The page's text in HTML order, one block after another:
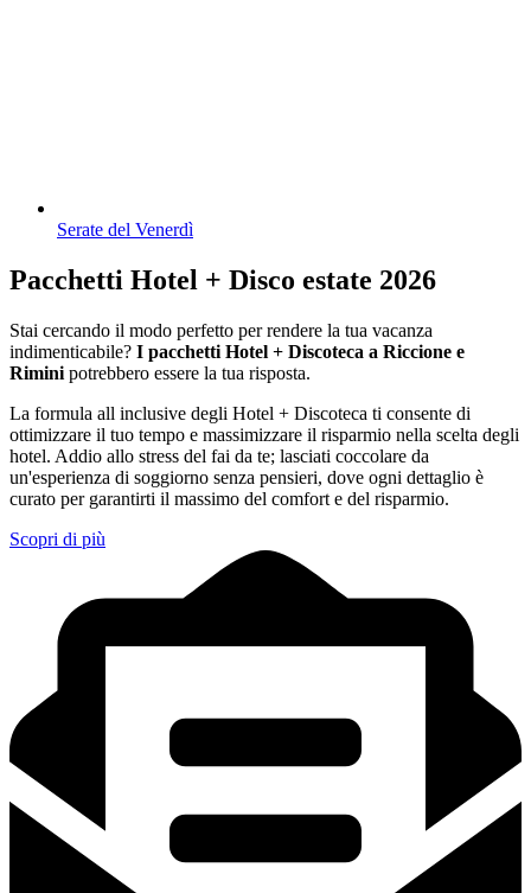
Serate del Venerdì
Pacchetti Hotel + Disco estate 2026
Stai cercando il modo perfetto per rendere la tua vacanza
indimenticabile? I pacchetti Hotel + Discoteca a Riccione e
Rimini potrebbero essere la tua risposta.
La formula all inclusive degli Hotel + Discoteca ti consente di
ottimizzare il tuo tempo e massimizzare il risparmio nella scelta degli
hotel. Addio allo stress del fai da te; lasciati coccolare da
un'esperienza di soggiorno senza pensieri, dove ogni dettaglio è
curato per garantirti il massimo del comfort e del risparmio.
Scopri di più